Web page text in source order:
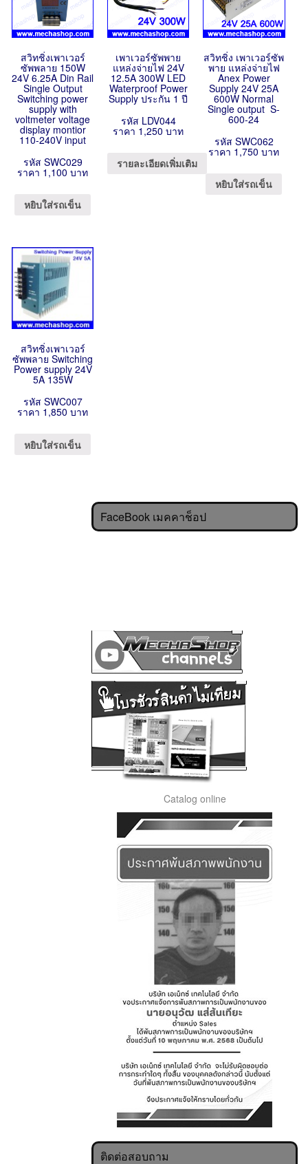
สวิทชิ่งเพาเวอร์
ซัพพลาย 150W
24V 6.25A Din Rail
Single Output
Switching power
supply with
voltmeter voltage
display montior
110-240V input
รหัส SWC029
ราคา 1,100 บาท
หยิบใส่รถเข็น
เพาเวอร์ซัพพาย
แหล่งจ่ายไฟ 24V
12.5A 300W LED
Waterproof Power
Supply ประกัน 1 ปี
รหัส LDV044
ราคา 1,250 บาท
รายละเอียดเพิ่มเติม
สวิทชิ่ง เพาเวอร์ซัพ
พาย แหล่งจ่ายไฟ
Anex Power
Supply 24V 25A
600W Normal
Single output S-
600-24
รหัส SWC062
ราคา 1,750 บาท
หยิบใส่รถเข็น
สวิทชิ่งเพาเวอร์
ซัพพลาย Switching
Power supply 24V
5A 135W
รหัส SWC007
ราคา 1,850 บาท
หยิบใส่รถเข็น
FaceBook เมคคาช็อป
Catalog online
ติดต่อสอบถาม